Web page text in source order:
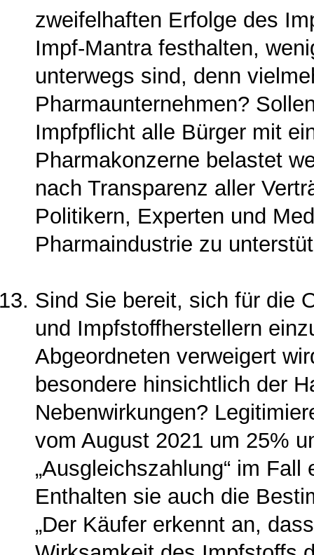
zweifelhaften Erfolge des
Impf-Mantra festhalten,
unterwegs sind, denn
Pharmaunternehmen?
Impfpflicht alle Bürger mit
Pharmakonzerne be­lastet
nach Transparenz aller
Politikern, Experten und
Pharmaindustrie zu
Sind Sie bereit, sich für die
und Impfstoffherstellern
Abgeordneten ver­weigert
besondere hinsichtlich der
Nebenwirkungen?
vom August 2021 um 25%
„Ausgleichszahlung“ im
Enthalten sie auch die
„Der Käufer erkennt an,